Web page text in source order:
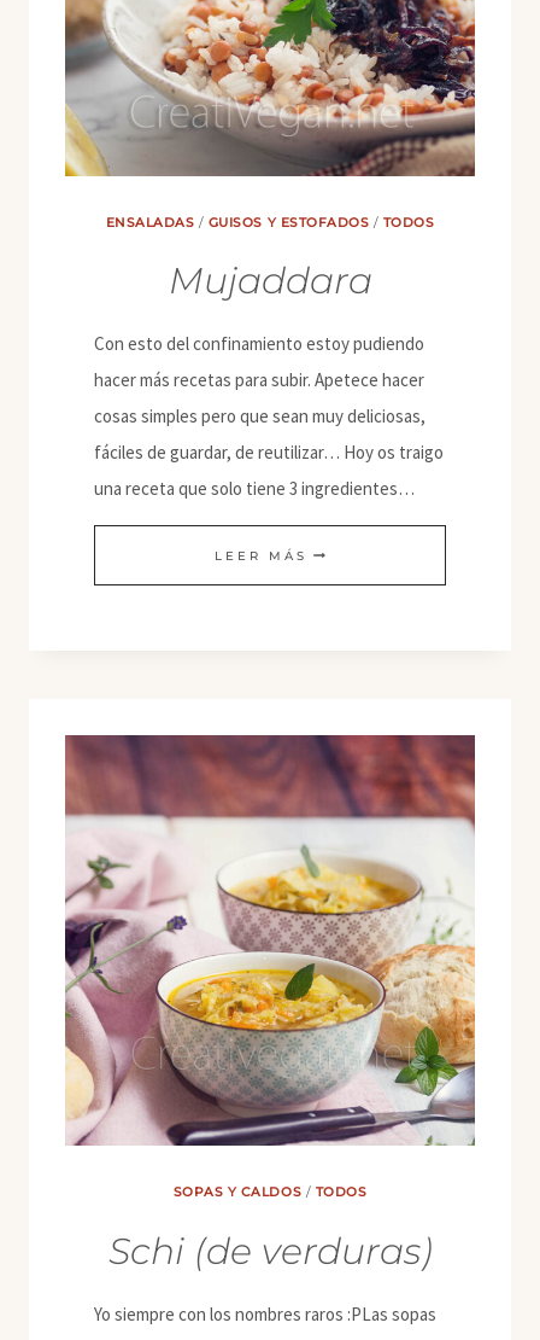
ENSALADAS / GUISOS Y ESTOFADOS / TODOS
Mujaddara
Con esto del confinamiento estoy pudiendo
hacer más recetas para subir. Apetece hacer
cosas simples pero que sean muy deliciosas,
fáciles de guardar, de reutilizar… Hoy os traigo
una receta que solo tiene 3 ingredientes…
LEER MÁS MUJADDARA
SOPAS Y CALDOS / TODOS
Schi (de verduras)
Yo siempre con los nombres raros :PLas sopas